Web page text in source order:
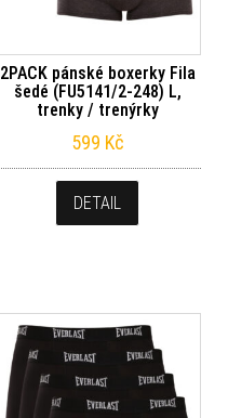
2PACK pánské boxerky Fila
šedé (FU5141/2-248) L,
trenky / trenýrky
599 Kč
DETAIL